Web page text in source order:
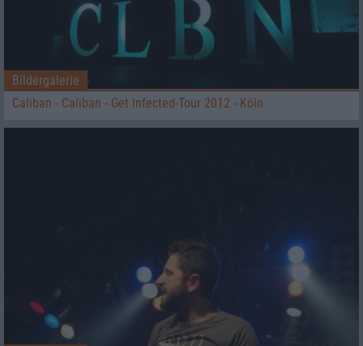
Bildergalerie
Caliban - Caliban - Get Infected-Tour 2012 - Köln